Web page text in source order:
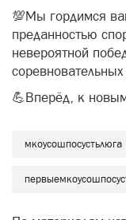
💯Мы гордимся
преданностью
невероятной
💪Вперёд, к
мкоусошпосустьлюга